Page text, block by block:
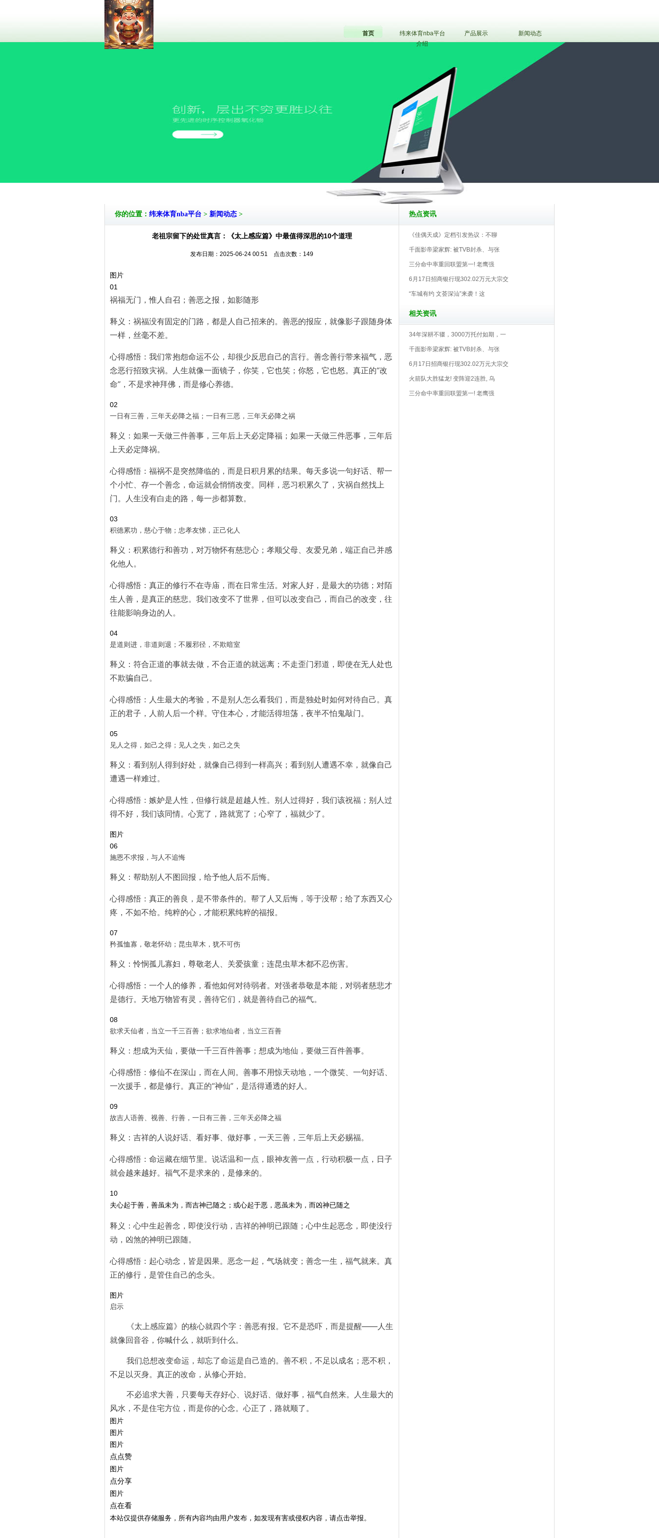
首页
纬来体育nba平台
介绍
产品展示 新闻动态
你的位置： 纬来体育nba平台 > 新闻动态 >
老祖宗留下的处世真言：《太上感应篇》中最值得深思的10个道理
发布日期：2025-06-24 00:51 点击次数：149
图片
01
祸福无门，惟人自召；善恶之报，如影随形
释义：祸福没有固定的门路，都是人自己招来的。善恶的报应，就像影子跟随身体
一样，丝毫不差。
心得感悟：我们常抱怨命运不公，却很少反思自己的言行。善念善行带来福气，恶
念恶行招致灾祸。人生就像一面镜子，你笑，它也笑；你怒，它也怒。真正的“改
命”，不是求神拜佛，而是修心养德。
02
一日有三善，三年天必降之福；一日有三恶，三年天必降之祸
释义：如果一天做三件善事，三年后上天必定降福；如果一天做三件恶事，三年后
上天必定降祸。
心得感悟：福祸不是突然降临的，而是日积月累的结果。每天多说一句好话、帮一
个小忙、存一个善念，命运就会悄悄改变。同样，恶习积累久了，灾祸自然找上
门。人生没有白走的路，每一步都算数。
03
积德累功，慈心于物；忠孝友悌，正己化人
释义：积累德行和善功，对万物怀有慈悲心；孝顺父母、友爱兄弟，端正自己并感
化他人。
心得感悟：真正的修行不在寺庙，而在日常生活。对家人好，是最大的功德；对陌
生人善，是真正的慈悲。我们改变不了世界，但可以改变自己，而自己的改变，往
往能影响身边的人。
04
是道则进，非道则退；不履邪径，不欺暗室
释义：符合正道的事就去做，不合正道的就远离；不走歪门邪道，即使在无人处也
不欺骗自己。
心得感悟：人生最大的考验，不是别人怎么看我们，而是独处时如何对待自己。真
正的君子，人前人后一个样。守住本心，才能活得坦荡，夜半不怕鬼敲门。
05
见人之得，如己之得；见人之失，如己之失
释义：看到别人得到好处，就像自己得到一样高兴；看到别人遭遇不幸，就像自己
遭遇一样难过。
心得感悟：嫉妒是人性，但修行就是超越人性。别人过得好，我们该祝福；别人过
得不好，我们该同情。心宽了，路就宽了；心窄了，福就少了。
图片
06
施恩不求报，与人不追悔
释义：帮助别人不图回报，给予他人后不后悔。
心得感悟：真正的善良，是不带条件的。帮了人又后悔，等于没帮；给了东西又心
疼，不如不给。纯粹的心，才能积累纯粹的福报。
07
矜孤恤寡，敬老怀幼；昆虫草木，犹不可伤
释义：怜悯孤儿寡妇，尊敬老人、关爱孩童；连昆虫草木都不忍伤害。
心得感悟：一个人的修养，看他如何对待弱者。对强者恭敬是本能，对弱者慈悲才
是德行。天地万物皆有灵，善待它们，就是善待自己的福气。
08
欲求天仙者，当立一千三百善；欲求地仙者，当立三百善
释义：想成为天仙，要做一千三百件善事；想成为地仙，要做三百件善事。
心得感悟：修仙不在深山，而在人间。善事不用惊天动地，一个微笑、一句好话、
一次援手，都是修行。真正的“神仙”，是活得通透的好人。
09
故吉人语善、视善、行善，一日有三善，三年天必降之福
释义：吉祥的人说好话、看好事、做好事，一天三善，三年后上天必赐福。
心得感悟：命运藏在细节里。说话温和一点，眼神友善一点，行动积极一点，日子
就会越来越好。福气不是求来的，是修来的。
10
夫心起于善，善虽未为，而吉神已随之；或心起于恶，恶虽未为，而凶神已随之
释义：心中生起善念，即使没行动，吉祥的神明已跟随；心中生起恶念，即使没行
动，凶煞的神明已跟随。
心得感悟：起心动念，皆是因果。恶念一起，气场就变；善念一生，福气就来。真
正的修行，是管住自己的念头。
图片
启示
《太上感应篇》的核心就四个字：善恶有报。它不是恐吓，而是提醒——人生
就像回音谷，你喊什么，就听到什么。
我们总想改变命运，却忘了命运是自己造的。善不积，不足以成名；恶不积，
不足以灭身。真正的改命，从修心开始。
不必追求大善，只要每天存好心、说好话、做好事，福气自然来。人生最大的
风水，不是住宅方位，而是你的心念。心正了，路就顺了。
图片
图片
图片
点点赞
图片
点分享
图片
点在看
本站仅提供存储服务，所有内容均由用户发布，如发现有害或侵权内容，请点击举报。
热点资讯
《佳偶天成》定档引发热议：不聊
千面影帝梁家辉: 被TVB封杀、与张
三分命中率重回联盟第一! 老鹰强
6月17日招商银行现302.02万元大宗交
“车城有约 文荟深汕”来袭！这
相关资讯
34年深耕不辍，3000万托付如期，一
千面影帝梁家辉: 被TVB封杀、与张
6月17日招商银行现302.02万元大宗交
火箭队大胜猛龙! 变阵迎2连胜, 乌
三分命中率重回联盟第一! 老鹰强